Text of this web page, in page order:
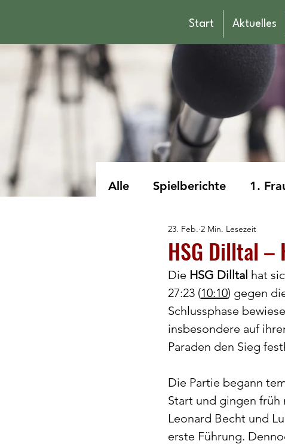
Start Aktuelles
Alle Spielberichte 1.
männliche Jugend A
Die nächsten HSG-Spiele
HSG Dilltal –
23. Feb. 2 Min. Lesezeit
Die HSG Dilltal hat
27:23 (10:10) gegen
Schlussphase
insbesondere auf
Paraden den Sieg
Die Partie begann
Start und gingen früh
Leonard Becht und
erste Führung.